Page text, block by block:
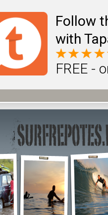
Follow
with
FREE -